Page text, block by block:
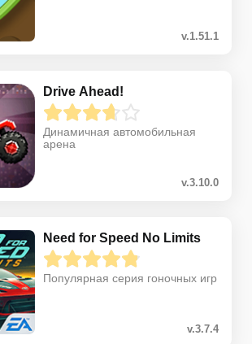
v.1.51.1
Drive Ahead!
Динамичная автомобильная
арена
v.3.10.0
Need for Speed No Limits
Популярная серия гоночных игр
v.3.7.4